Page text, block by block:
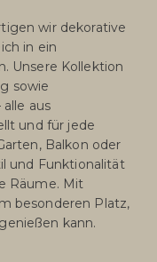
wir dekorative
in ein
Unsere Kollektion
sowie
aus
und für jede
Balkon oder
und Funktionalität
Räume. Mit
besonderen Platz,
kann.